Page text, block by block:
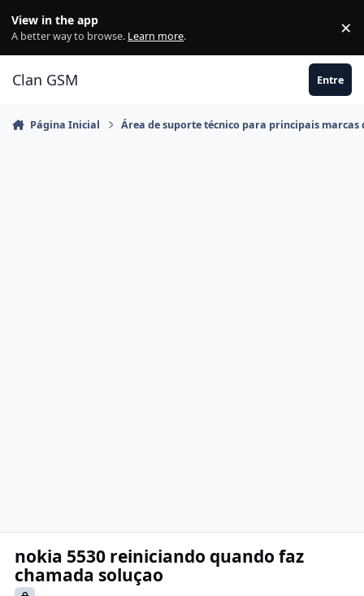
View in the app
A better way to browse. Learn more. ×
Clan GSM Entre
Página Inicial Área de suporte técnico para principais marcas
nokia 5530 reiniciando quando faz
chamada soluçao